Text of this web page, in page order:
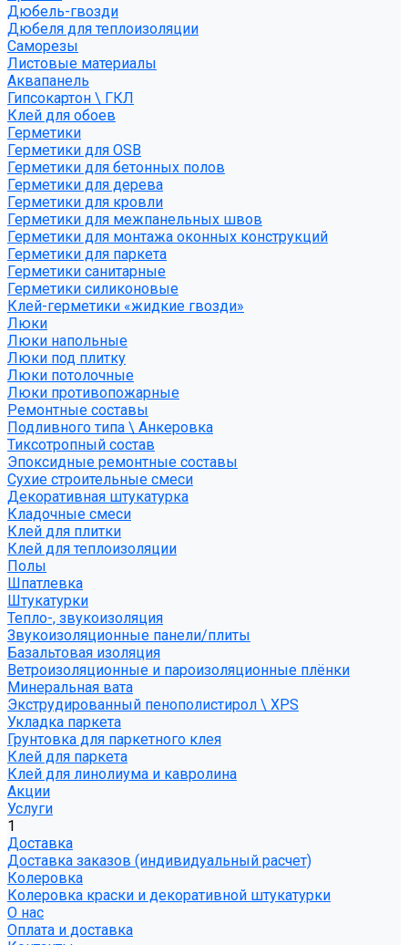
Дюбель-гвозди
Дюбеля для теплоизоляции
Саморезы
Листовые материалы
Аквапанель
Гипсокартон \ ГКЛ
Клей для обоев
Герметики
Герметики для OSB
Герметики для бетонных полов
Герметики для дерева
Герметики для кровли
Герметики для межпанельных швов
Герметики для монтажа оконных конструкций
Герметики для паркета
Герметики санитарные
Герметики силиконовые
Клей-герметики «жидкие гвозди»
Люки
Люки напольные
Люки под плитку
Люки потолочные
Люки противопожарные
Ремонтные составы
Подливного типа \ Анкеровка
Тиксотропный состав
Эпоксидные ремонтные составы
Сухие строительные смеси
Декоративная штукатурка
Кладочные смеси
Клей для плитки
Клей для теплоизоляции
Полы
Шпатлевка
Штукатурки
Тепло-, звукоизоляция
Звукоизоляционные панели/плиты
Базальтовая изоляция
Ветроизоляционные и пароизоляционные плёнки
Минеральная вата
Экструдированный пенополистирол \ XPS
Укладка паркета
Грунтовка для паркетного клея
Клей для паркета
Клей для линолиума и кавролина
Акции
Услуги
1
Доставка
Доставка заказов (индивидуальный расчет)
Колеровка
Колеровка краски и декоративной штукатурки
О нас
Оплата и доставка